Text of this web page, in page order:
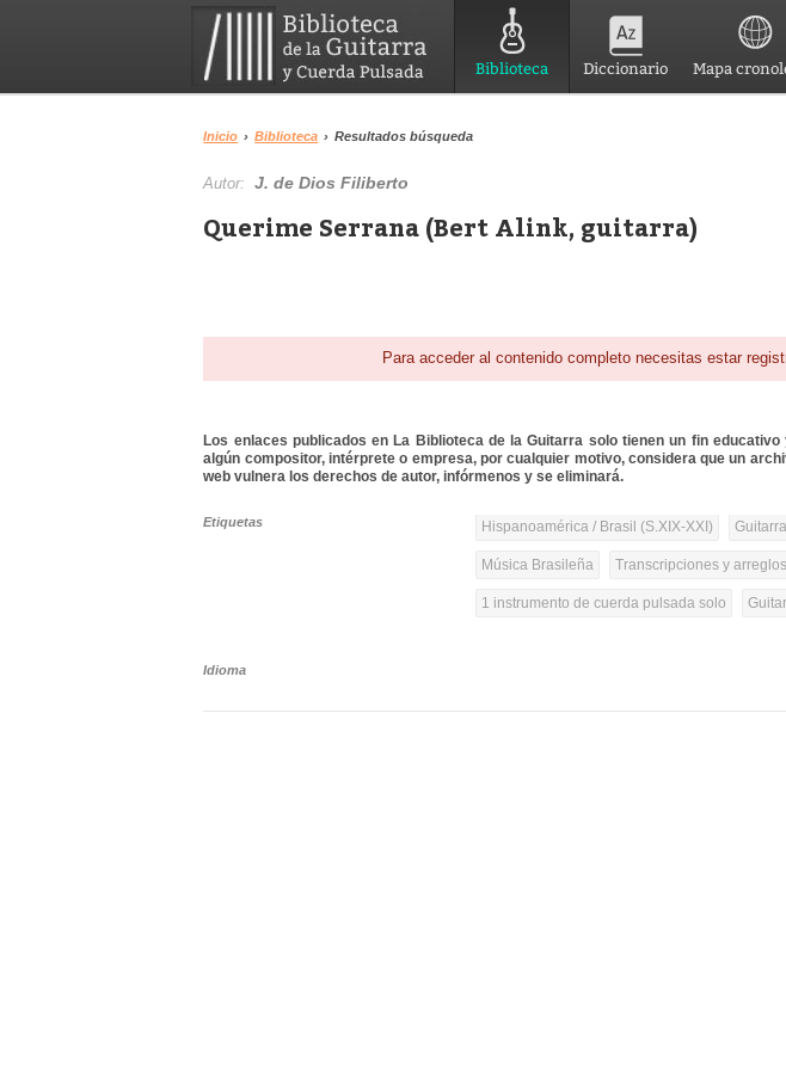
Biblioteca Diccionario Mapa
Inicio › Biblioteca › Resultados búsqueda
Autor:J. de Dios Filiberto
Querime Serrana (Bert Alink, guitarra)
Para acceder al contenido completo necesitas estar
Los enlaces publicados en La Biblioteca de la Guitarra solo tienen un fin
algún compositor, intérprete o empresa, por cualquier motivo, considera que un
web vulnera los derechos de autor, infórmenos y se eliminará.
Etiquetas Hispanoamérica / Brasil (S.XIX-XXI)
Música Brasileña Transcripciones y arreglos
1 instrumento de cuerda pulsada solo
Idioma